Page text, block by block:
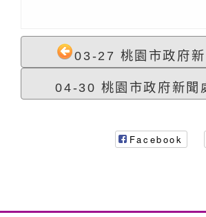
03-27 桃園市政府
04-30 桃園市政府新聞
Facebook